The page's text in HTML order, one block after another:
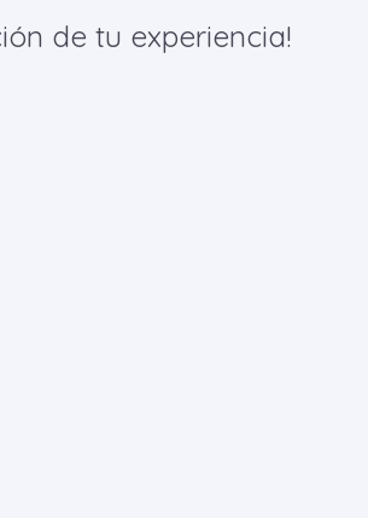
de tu experiencia!